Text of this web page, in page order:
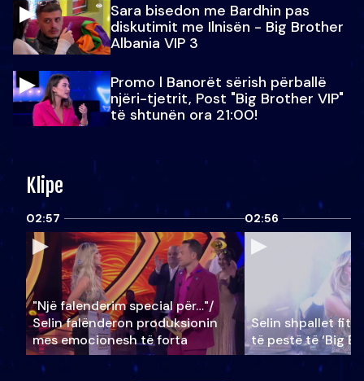
Sara bisedon me Bardhin pas
diskutimit me Ilnisën - Big Brother
Albania VIP 3
Promo l Banorët sërish përballë
njëri-tjetrit, Post "Big Brother VIP"
të shtunën ora 21:00!
Klipe
02:57
"Një falenderim special për…"/
Selin falënderon produksionin
mes emocionesh të forta
02:56
Selin shpallet
të pestë të ‘Big